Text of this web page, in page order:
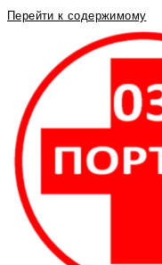
Перейти к содержимому